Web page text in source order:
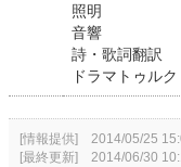
照明
音響 ：
詩・歌詞
ドラマト
[情報提供] 2014/05/25
[最終更新] 2014/06/30